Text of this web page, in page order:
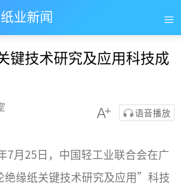
纸业新闻
键技术研究及应用科技成
语音播放
25日，中国轻工业联合会在广
缘纸关键技术研究及应用”科技